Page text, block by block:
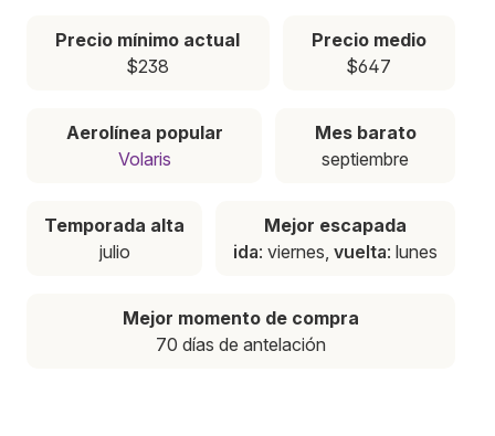
Precio mínimo actual
$238
Precio medio
$647
Aerolínea popular
Volaris
Mes barato
septiembre
Temporada alta
julio
Mejor escapada
ida: viernes, vuelta: lunes
Mejor momento de compra
70 días de antelación